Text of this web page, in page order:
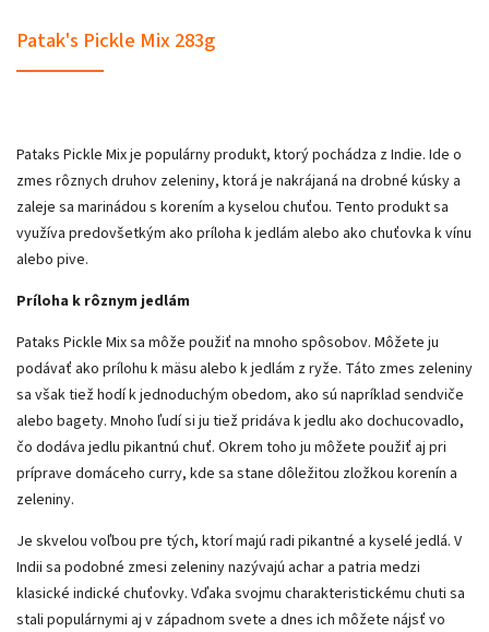
Patak's Pickle Mix 283g
Pataks Pickle Mix je populárny produkt, ktorý pochádza z Indie. Ide o
zmes rôznych druhov zeleniny, ktorá je nakrájaná na drobné kúsky a
zaleje sa marinádou s korením a kyselou chuťou. Tento produkt sa
využíva predovšetkým ako príloha k jedlám alebo ako chuťovka k vínu
alebo pive.
Príloha k rôznym jedlám
Pataks Pickle Mix sa môže použiť na mnoho spôsobov. Môžete ju
podávať ako prílohu k mäsu alebo k jedlám z ryže. Táto zmes zeleniny
sa však tiež hodí k jednoduchým obedom, ako sú napríklad sendviče
alebo bagety. Mnoho ľudí si ju tiež pridáva k jedlu ako dochucovadlo,
čo dodáva jedlu pikantnú chuť. Okrem toho ju môžete použiť aj pri
príprave domáceho curry, kde sa stane dôležitou zložkou korenín a
zeleniny.
Je skvelou voľbou pre tých, ktorí majú radi pikantné a kyselé jedlá. V
Indii sa podobné zmesi zeleniny nazývajú achar a patria medzi
klasické indické chuťovky. Vďaka svojmu charakteristickému chuti sa
stali populárnymi aj v západnom svete a dnes ich môžete nájsť vo